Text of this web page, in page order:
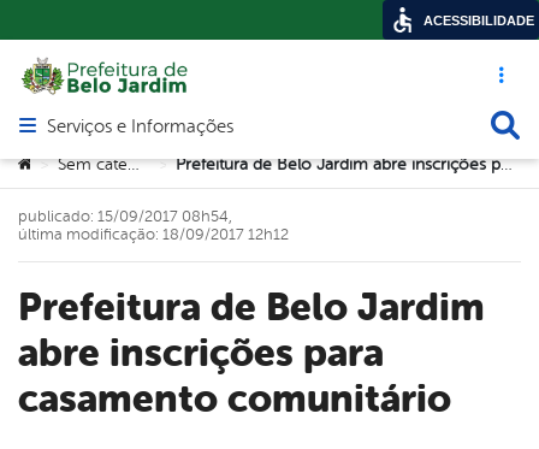
Acesso
Abrir menu principal de navegação
Serviços e Informações
Você está aqui:
> Sem categoria > Prefeitura de Belo Jardim abre inscrições para casamento comunitário
Prefeitura de Belo Jardim
abre inscrições para
casamento comunitário
publicado: 15/09/2017 08h54,
última modificação: 18/09/2017 12h12
ACESSIBILIDADE